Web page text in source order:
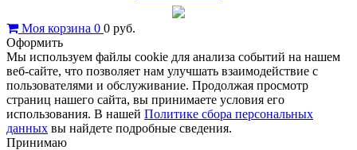
Моя корзина 0 0 руб.
Оформить
Мы используем файлы cookie для анализа событий на нашем
веб-сайте, что позволяет нам улучшать взаимодействие с
пользователями и обслуживание. Продолжая просмотр
страниц нашего сайта, вы принимаете условия его
использования. В нашей Политике сбора персональных
данных вы найдете подробные сведения.
Принимаю